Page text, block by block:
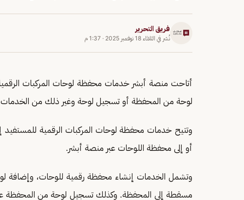
فريق التحرير
نُشر في الثلاثاء 18 نوفمبر 2025 · 1:37 م
أتاحت منصة أبشر خدمات محفظة لوحات المركبات
لوحة من المحفظة أو تسجيل لوحة وغير ذلك من
وتتيح خدمات محفظة لوحات المركبات الرقمية للمستفيد
أو إلى محفظة اللوحات عبر منصة أبشر.
وتشمل الخدمات إنشاء محفظة رقمية للوحات، وإضافة
مسقطة إلى المحفظة. وكذلك تسجيل لوحة من المحفظة